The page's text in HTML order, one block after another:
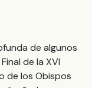
de algunos
de la XVI
de los Obispos